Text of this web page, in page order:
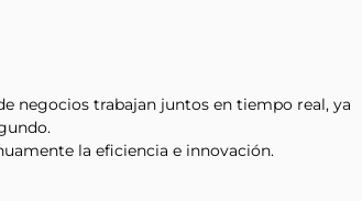
negocios trabajan juntos en tiempo real, ya
la eficiencia e innovación.